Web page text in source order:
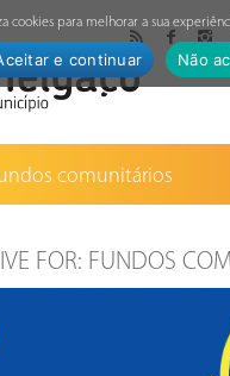
comunitários
FOR: FUNDOS
cookies para melhorar a sua
e continuar Não